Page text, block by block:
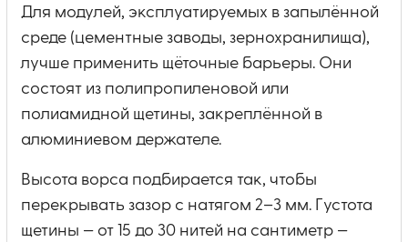
Для модулей, эксплуатируемых в запылённой
среде (цементные заводы, зернохранилища),
лучше применить щёточные барьеры. Они
состоят из полипропиленовой или
полиамидной щетины, закреплённой в
алюминиевом держателе.
Высота ворса подбирается так, чтобы
перекрывать зазор с натягом 2–3 мм. Густота
щетины — от 15 до 30 нитей на сантиметр —